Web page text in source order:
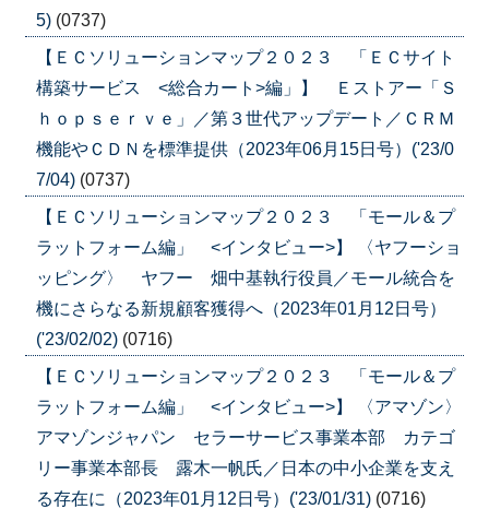
5) (0737)
【ＥＣソリューションマップ２０２３ 「ＥＣサイト
構築サービス <総合カート>編」】 Ｅストアー「Ｓ
ｈｏｐｓｅｒｖｅ」／第３世代アップデート／ＣＲＭ
機能やＣＤＮを標準提供（2023年06月15日号）('23/0
7/04) (0737)
【ＥＣソリューションマップ２０２３ 「モール＆プ
ラットフォーム編」 <インタビュー>】 〈ヤフーショ
ッピング〉 ヤフー 畑中基執行役員／モール統合を
機にさらなる新規顧客獲得へ（2023年01月12日号）
('23/02/02) (0716)
【ＥＣソリューションマップ２０２３ 「モール＆プ
ラットフォーム編」 <インタビュー>】 〈アマゾン〉
アマゾンジャパン セラーサービス事業本部 カテゴ
リー事業本部長 露木一帆氏／日本の中小企業を支え
る存在に（2023年01月12日号）('23/01/31) (0716)